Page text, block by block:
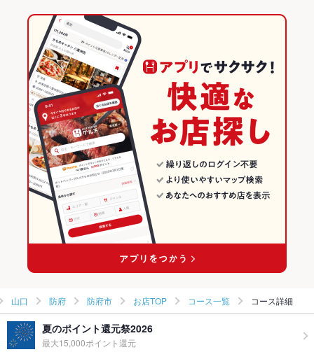
防府駅 × 焼肉・ホルモン
防府駅 × 焼肉
韓国料理
サムギョプサル
防府 × 韓国料理
防府 × サムギョプサル
防府駅 × 韓国料理
防府駅 × サムギョプサル
防府市 × 韓国料理
防府市 × サムギョプサル
山口 × 焼肉・ホルモン
山口 × 焼肉
山口 × 韓国料理
山口 × サムギョプサル
防府駅
山口のグルメランキング
山口の焼肉・ホルモンランキング
防府のグルメランキング
防府の焼肉・ホルモンランキング
防府市のグルメランキング
防府市の焼肉・ホルモンランキング
山口 防府 防府市 お店TOP コース一覧 コース詳細
夏のポイント還元祭2026
最大15,000ポイント還元